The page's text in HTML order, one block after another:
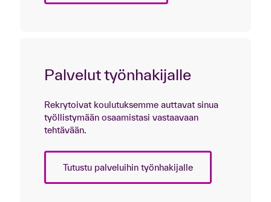
Palvelut työnhakijalle
Rekrytoivat koulutuksemme auttavat sinua
työllistymään osaamistasi vastaavaan
tehtävään.
Tutustu palveluihin työnhakijalle